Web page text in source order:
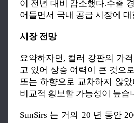
이 전년 대비 감소했다.수출
어들면서 국내 공급 시장에
시장 전망
요약하자면, 컬러 강판의 가
고 있어 상승 여력이 큰 것으
또는 하향으로 교차하지 않
비교적 횡보할 가능성이 높습
SunSirs 는 거의 20 년 동안